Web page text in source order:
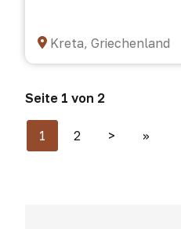
Kreta, Griechenland
Seite 1 von 2
1 2 > >>